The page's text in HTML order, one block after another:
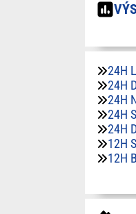
24H
24H
24H
24H
24H
12H
12H